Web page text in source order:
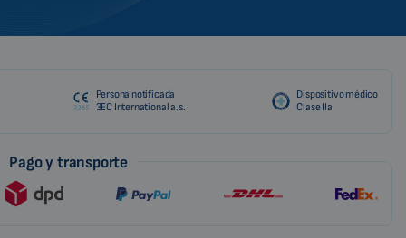
Persona notificada
3EC International a.s.
Dispositivo médico
Clase IIa
Pago y transporte